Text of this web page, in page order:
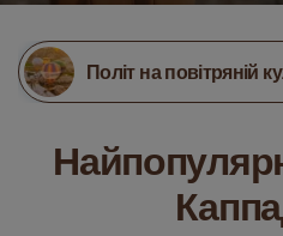
Політ на повітряній